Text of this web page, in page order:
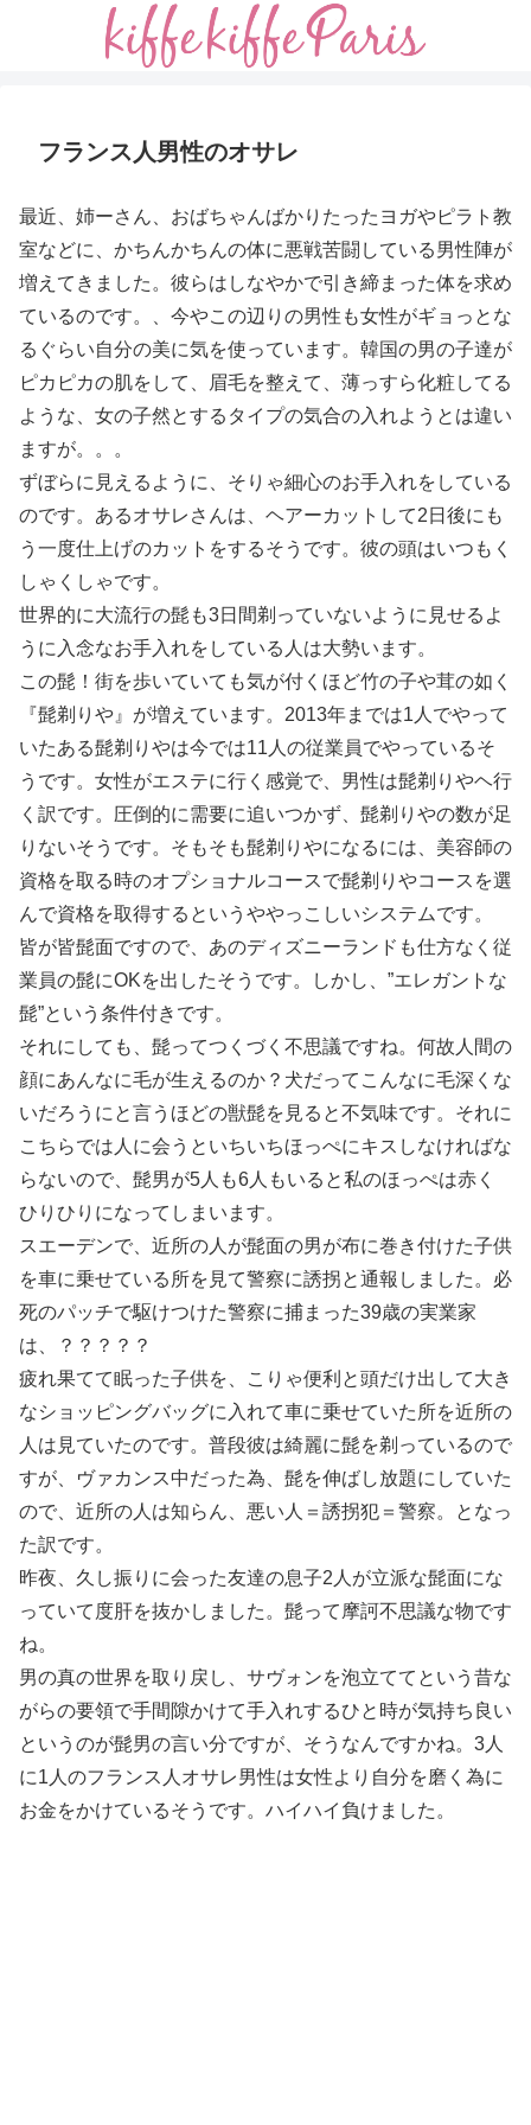
フランス人男性のオサレ
最近、姉ーさん、おばちゃんばかりたったヨガやピラト教
室などに、かちんかちんの体に悪戦苦闘している男性陣が
増えてきました。彼らはしなやかで引き締まった体を求め
ているのです。、今やこの辺りの男性も女性がギョっとな
るぐらい自分の美に気を使っています。韓国の男の子達が
ピカピカの肌をして、眉毛を整えて、薄っすら化粧してる
ような、女の子然とするタイプの気合の入れようとは違い
ますが。。。
ずぼらに見えるように、そりゃ細心のお手入れをしている
のです。あるオサレさんは、ヘアーカットして2日後にも
う一度仕上げのカットをするそうです。彼の頭はいつもく
しゃくしゃです。
世界的に大流行の髭も3日間剃っていないように見せるよ
うに入念なお手入れをしている人は大勢います。
この髭！街を歩いていても気が付くほど竹の子や茸の如く
『髭剃りや』が増えています。2013年までは1人でやって
いたある髭剃りやは今では11人の従業員でやっているそ
うです。女性がエステに行く感覚で、男性は髭剃りやヘ行
く訳です。圧倒的に需要に追いつかず、髭剃りやの数が足
りないそうです。そもそも髭剃りやになるには、美容師の
資格を取る時のオプショナルコースで髭剃りやコースを選
んで資格を取得するというややっこしいシステムです。
皆が皆髭面ですので、あのディズニーランドも仕方なく従
業員の髭にOKを出したそうです。しかし、”エレガントな
髭”という条件付きです。
それにしても、髭ってつくづく不思議ですね。何故人間の
顔にあんなに毛が生えるのか？犬だってこんなに毛深くな
いだろうにと言うほどの獣髭を見ると不気味です。それに
こちらでは人に会うといちいちほっぺにキスしなければな
らないので、髭男が5人も6人もいると私のほっぺは赤く
ひりひりになってしまいます。
スエーデンで、近所の人が髭面の男が布に巻き付けた子供
を車に乗せている所を見て警察に誘拐と通報しました。必
死のパッチで駆けつけた警察に捕まった39歳の実業家
は、？？？？？
疲れ果てて眠った子供を、こりゃ便利と頭だけ出して大き
なショッピングバッグに入れて車に乗せていた所を近所の
人は見ていたのです。普段彼は綺麗に髭を剃っているので
すが、ヴァカンス中だった為、髭を伸ばし放題にしていた
ので、近所の人は知らん、悪い人＝誘拐犯＝警察。となっ
た訳です。
昨夜、久し振りに会った友達の息子2人が立派な髭面にな
っていて度肝を抜かしました。髭って摩訶不思議な物です
ね。
男の真の世界を取り戻し、サヴォンを泡立ててという昔な
がらの要領で手間隙かけて手入れするひと時が気持ち良い
というのが髭男の言い分ですが、そうなんですかね。3人
に1人のフランス人オサレ男性は女性より自分を磨く為に
お金をかけているそうです。ハイハイ負けました。